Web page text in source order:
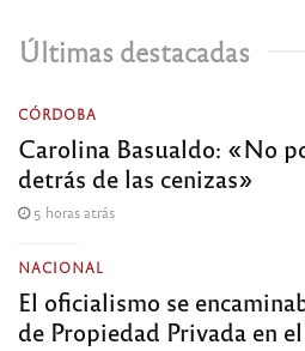
Últimas destacadas
CÓRDOBA
Carolina Basualdo: «No
detrás de las cenizas»
5 horas atrás
NACIONAL
El oficialismo se
de Propiedad Privada en